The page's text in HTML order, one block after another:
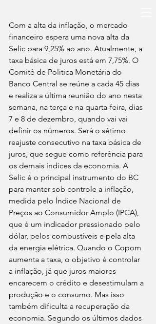
Com a alta da inflação, o mercado
financeiro espera uma nova alta da
Selic para 9,25% ao ano. Atualmente, a
taxa básica de juros está em 7,75%. O
Comitê de Politica Monetária do
Banco Central se reúne a cada 45 dias
e realiza a última reunião do ano nesta
semana, na terça e na quarta-feira, dias
7 e 8 de dezembro, quando vai vai
definir os números. Será o sétimo
reajuste consecutivo na taxa básica de
juros, que segue como referência para
os demais índices da economia. A
Selic é o principal instrumento do BC
para manter sob controle a inflação,
medida pelo Índice Nacional de
Preços ao Consumidor Amplo (IPCA),
que é um indicador pressionado pelo
dólar, pelos combustíveis e pela alta
da energia elétrica. Quando o Copom
aumenta a taxa, o objetivo é controlar
a inflação, já que juros maiores
encarecem o crédito e desestimulam a
produção e o consumo. Mas isso
também dificulta a recuperação da
economia. Segundo os últimos dados